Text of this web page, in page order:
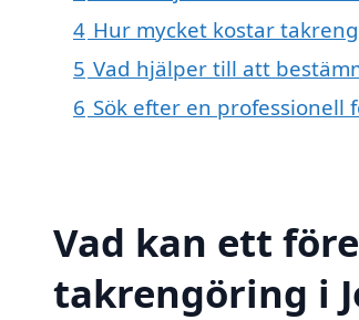
4 Hur mycket kostar
5 Vad hjälper till att
6 Sök efter en
Vad kan ett
takrengöring i